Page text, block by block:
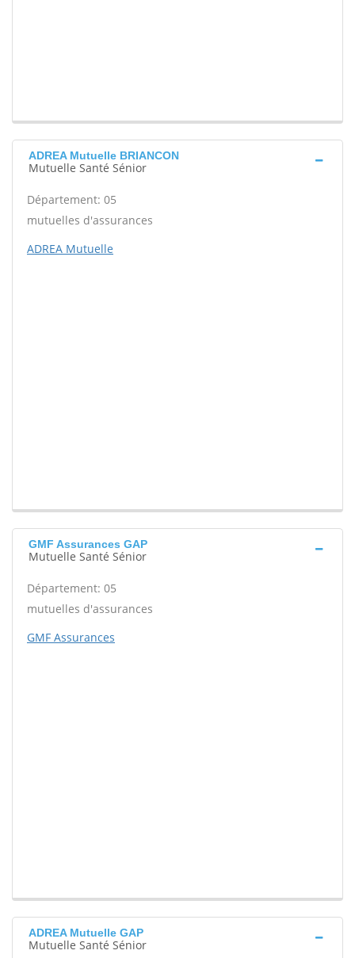
ADREA Mutuelle BRIANCON
Mutuelle Santé Sénior
Département: 05
mutuelles d'assurances
ADREA Mutuelle
GMF Assurances GAP
Mutuelle Santé Sénior
Département: 05
mutuelles d'assurances
GMF Assurances
ADREA Mutuelle GAP
Mutuelle Santé Sénior